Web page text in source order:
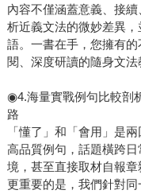
內容不僅涵蓋意義、接
析近義文法的微妙差異
語。一書在手，您擁有
閱、深度研讀的隨身文法
◉4.海量實戰例句比較剖
路
「懂了」和「會用」是
高品質例句，話題橫跨
境，甚至直接取材自報章
更重要的是，我們針對